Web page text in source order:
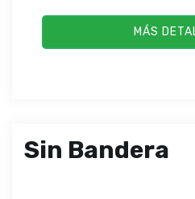
MÁS
Sin Bandera